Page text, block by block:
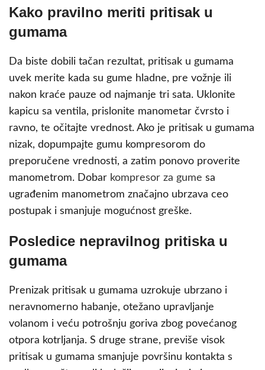
Kako pravilno meriti pritisak u
gumama
Da biste dobili tačan rezultat, pritisak u gumama
uvek merite kada su gume hladne, pre vožnje ili
nakon kraće pauze od najmanje tri sata. Uklonite
kapicu sa ventila, prislonite manometar čvrsto i
ravno, te očitajte vrednost. Ako je pritisak u gumama
nizak, dopumpajte gumu kompresorom do
preporučene vrednosti, a zatim ponovo proverite
manometrom. Dobar kompresor za gume sa
ugrađenim manometrom značajno ubrzava ceo
postupak i smanjuje mogućnost greške.
Posledice nepravilnog pritiska u
gumama
Prenizak pritisak u gumama uzrokuje ubrzano i
neravnomerno habanje, otežano upravljanje
volanom i veću potrošnju goriva zbog povećanog
otpora kotrljanja. S druge strane, previše visok
pritisak u gumama smanjuje površinu kontakta s